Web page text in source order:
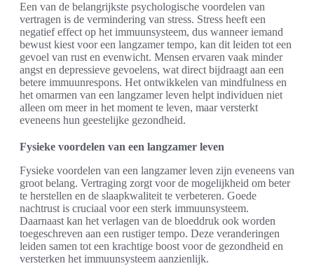
Een van de belangrijkste psychologische voordelen van
vertragen is de vermindering van stress. Stress heeft een
negatief effect op het immuunsysteem, dus wanneer iemand
bewust kiest voor een langzamer tempo, kan dit leiden tot een
gevoel van rust en evenwicht. Mensen ervaren vaak minder
angst en depressieve gevoelens, wat direct bijdraagt aan een
betere immuunrespons. Het ontwikkelen van mindfulness en
het omarmen van een langzamer leven helpt individuen niet
alleen om meer in het moment te leven, maar versterkt
eveneens hun geestelijke gezondheid.
Fysieke voordelen van een langzamer leven
Fysieke voordelen van een langzamer leven zijn eveneens van
groot belang. Vertraging zorgt voor de mogelijkheid om beter
te herstellen en de slaapkwaliteit te verbeteren. Goede
nachtrust is cruciaal voor een sterk immuunsysteem.
Daarnaast kan het verlagen van de bloeddruk ook worden
toegeschreven aan een rustiger tempo. Deze veranderingen
leiden samen tot een krachtige boost voor de gezondheid en
versterken het immuunsysteem aanzienlijk.